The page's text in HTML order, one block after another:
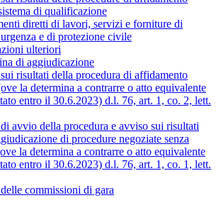
di qualificazione
diretti di lavori, servizi e forniture di
e di protezione civile
ulteriori
di aggiudicazione
risultati della procedura di affidamento
la determina a contrarre o atto equivalente
entro il 30.6.2023) d.l. 76, art. 1, co. 2, lett.
avvio della procedura e avviso sui risultati
di procedure negoziate senza
la determina a contrarre o atto equivalente
entro il 30.6.2023) d.l. 76, art. 1, co. 1, lett.
commissioni di gara